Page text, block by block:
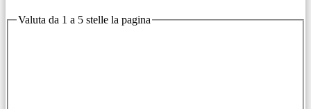
Valuta da 1 a 5 stelle la pagina